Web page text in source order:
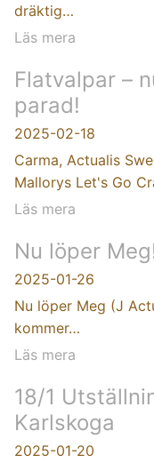
dräktig…
Läs mera
Flatvalpar –
parad!
2025-02-18
Carma, Actualis
Mallorys Let's Go
Läs mera
Nu löper
2025-01-26
Nu löper Meg (J
kommer…
Läs mera
18/1
Karlskoga
2025-01-20